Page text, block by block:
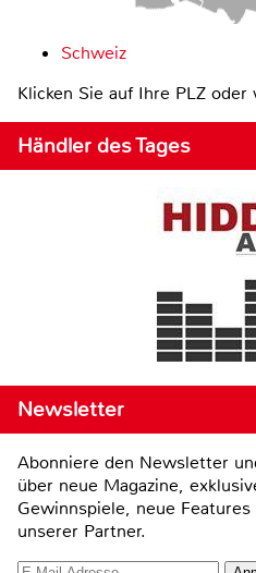
Schweiz
Klicken Sie auf Ihre PLZ oder
Händler des Tages
Newsletter
Abonniere den Newsletter
über neue Magazine,
Gewinnspiele, neue
unserer Partner.